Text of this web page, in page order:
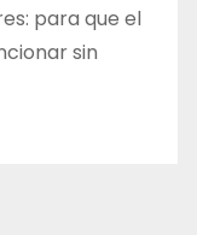
para que el
sin